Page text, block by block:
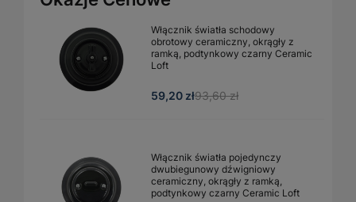
Włącznik światła schodowy
obrotowy ceramiczny, okrągły z
ramką, podtynkowy czarny Ceramic
Loft
59,20 zł93,60 zł
Włącznik światła pojedynczy
dwubiegunowy dźwigniowy
ceramiczny, okrągły z ramką,
podtynkowy czarny Ceramic Loft